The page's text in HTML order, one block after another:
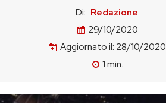
Di: Redazione
29/10/2020
Aggiornato il: 28/10/2020
1 min.